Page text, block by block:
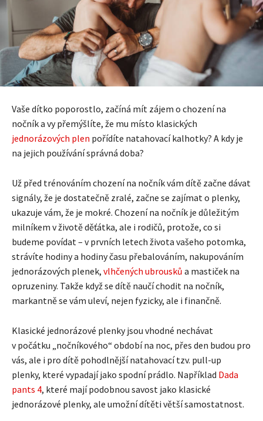
Vaše dítko poporostlo, začíná mít zájem o chození na
nočník a vy přemýšlíte, že mu místo klasických
jednorázových plen pořídíte natahovací kalhotky? A kdy je
na jejich používání správná doba?
Už před trénováním chození na nočník vám dítě začne dávat
signály, že je dostatečně zralé, začne se zajímat o plenky,
ukazuje vám, že je mokré. Chození na nočník je důležitým
milníkem v životě děťátka, ale i rodičů, protože, co si
budeme povídat – v prvních letech života vašeho potomka,
strávíte hodiny a hodiny času přebalováním, nakupováním
jednorázových plenek, vlhčených ubrousků a mastiček na
opruzeniny. Takže když se dítě naučí chodit na nočník,
markantně se vám uleví, nejen fyzicky, ale i finančně.
Klasické jednorázové plenky jsou vhodné nechávat
v počátku „nočníkového“ období na noc, přes den budou pro
vás, ale i pro dítě pohodlnější natahovací tzv. pull-up
plenky, které vypadají jako spodní prádlo. Například Dada
pants 4, které mají podobnou savost jako klasické
jednorázové plenky, ale umožní dítěti větší samostatnost.